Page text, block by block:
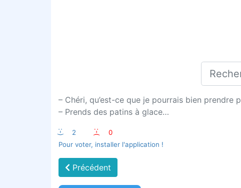
– Chéri, qu’est-ce que je pourrais bien
– Prends des patins à glace…
:-) 2 :-(
0
Pour voter, installer l'application !
Précédent